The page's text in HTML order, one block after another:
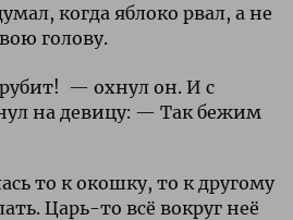
когда яблоко рвал, а не
голову.
— охнул он. И с
на девицу: — Так бежим
то к окошку, то к другому
Царь-то всё вокруг неё